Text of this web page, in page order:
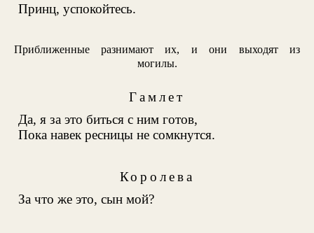
Принц, успокойтесь.
Приближенные разнимают их, и они выходят из
могилы.
Гамлет
Да, я за это биться с ним готов,
Пока навек ресницы не сомкнутся.
Королева
За что же это, сын мой?